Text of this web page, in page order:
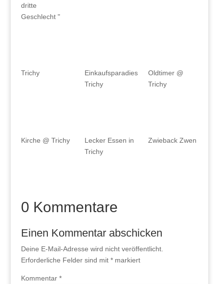
dritte
Geschlecht "
Trichy
Einkaufsparadies
Trichy
Oldtimer @
Trichy
Kirche @ Trichy
Lecker Essen in
Trichy
Zwieback Zwen
0 Kommentare
Einen Kommentar abschicken
Deine E-Mail-Adresse wird nicht veröffentlicht.
Erforderliche Felder sind mit *markiert
Kommentar *